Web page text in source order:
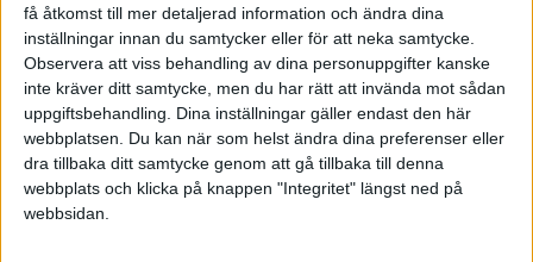
få åtkomst till mer detaljerad information och ändra dina
inställningar innan du samtycker eller för att neka samtycke.
Observera att viss behandling av dina personuppgifter kanske
inte kräver ditt samtycke, men du har rätt att invända mot sådan
uppgiftsbehandling. Dina inställningar gäller endast den här
webbplatsen. Du kan när som helst ändra dina preferenser eller
dra tillbaka ditt samtycke genom att gå tillbaka till denna
webbplats och klicka på knappen "Integritet" längst ned på
webbsidan.
Tack
krjh